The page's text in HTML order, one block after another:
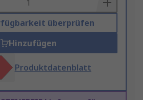
überprüfen
Hinzufügen
Produktdatenblatt